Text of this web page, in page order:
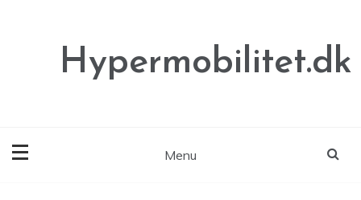
Hypermobilitet.dk
Menu